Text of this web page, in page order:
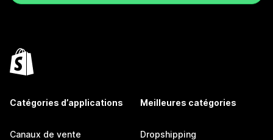
Catégories d’applications
Canaux de vente
Meilleures catégories
Dropshipping